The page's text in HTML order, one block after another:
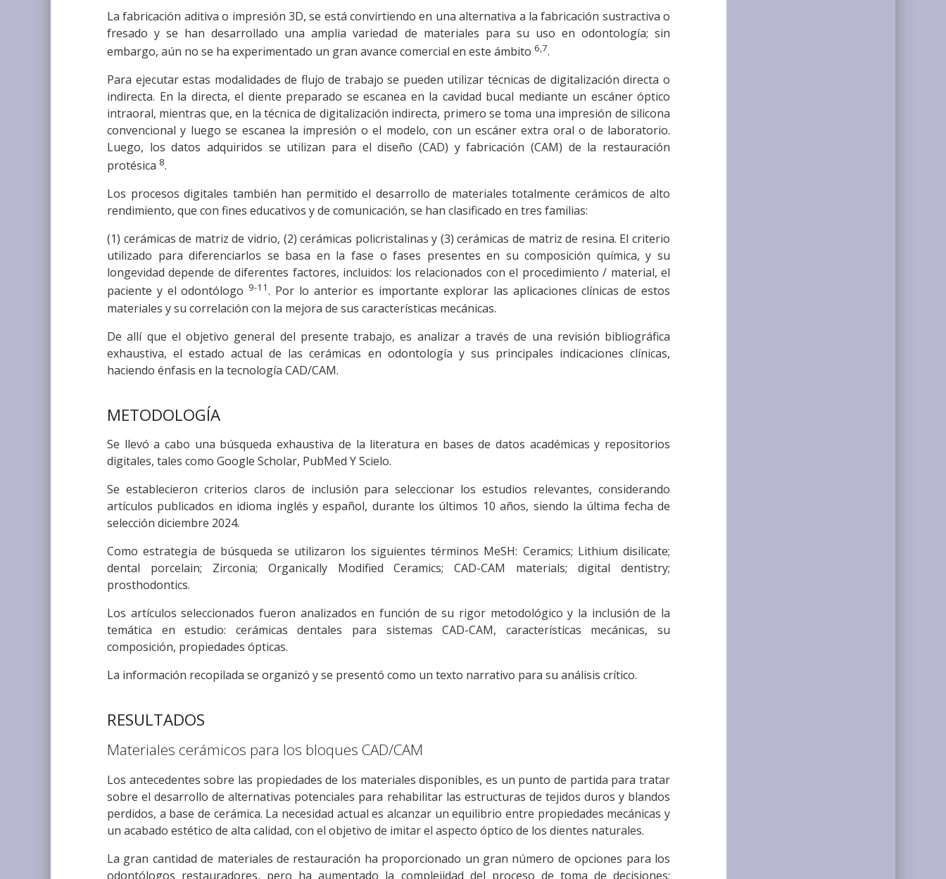
La fabricación aditiva o impresión 3D, se está convirtiendo en una alternativa a la fabricación sustractiva o
fresado y se han desarrollado una amplia variedad de materiales para su uso en odontología; sin
embargo, aún no se ha experimentado un gran avance comercial en este ámbito 6,7.
Para ejecutar estas modalidades de flujo de trabajo se pueden utilizar técnicas de digitalización directa o
indirecta. En la directa, el diente preparado se escanea en la cavidad bucal mediante un escáner óptico
intraoral, mientras que, en la técnica de digitalización indirecta, primero se toma una impresión de silicona
convencional y luego se escanea la impresión o el modelo, con un escáner extra oral o de laboratorio.
Luego, los datos adquiridos se utilizan para el diseño (CAD) y fabricación (CAM) de la restauración
protésica 8.
Los procesos digitales también han permitido el desarrollo de materiales totalmente cerámicos de alto
rendimiento, que con fines educativos y de comunicación, se han clasificado en tres familias:
(1) cerámicas de matriz de vidrio, (2) cerámicas policristalinas y (3) cerámicas de matriz de resina. El criterio
utilizado para diferenciarlos se basa en la fase o fases presentes en su composición química, y su
longevidad depende de diferentes factores, incluidos: los relacionados con el procedimiento / material, el
paciente y el odontólogo9-11. Por lo anterior es importante explorar las aplicaciones clínicas de estos
materiales y su correlación con la mejora de sus características mecánicas.
De allí que el objetivo general del presente trabajo, es analizar a través de una revisión bibliográfica
exhaustiva, el estado actual de las cerámicas en odontología y sus principales indicaciones clínicas,
haciendo énfasis en la tecnología CAD/CAM.
METODOLOGÍA
Se llevó a cabo una búsqueda exhaustiva de la literatura en bases de datos académicas y repositorios
digitales, tales como Google Scholar, PubMed Y Scielo.
Se establecieron criterios claros de inclusión para seleccionar los estudios relevantes, considerando
artículos publicados en idioma inglés y español, durante los últimos 10 años, siendo la última fecha de
selección diciembre 2024.
Como estrategia de búsqueda se utilizaron los siguientes términos MeSH: Ceramics; Lithium disilicate;
dental porcelain; Zirconia; Organically Modified Ceramics; CAD-CAM materials; digital dentistry;
prosthodontics.
Los artículos seleccionados fueron analizados en función de su rigor metodológico y la inclusión de la
temática en estudio: cerámicas dentales para sistemas CAD-CAM, características mecánicas, su
composición, propiedades ópticas.
La información recopilada se organizó y se presentó como un texto narrativo para su análisis crítico.
RESULTADOS
Materiales cerámicos para los bloques CAD/CAM
Los antecedentes sobre las propiedades de los materiales disponibles, es un punto de partida para tratar
sobre el desarrollo de alternativas potenciales para rehabilitar las estructuras de tejidos duros y blandos
perdidos, a base de cerámica. La necesidad actual es alcanzar un equilibrio entre propiedades mecánicas y
un acabado estético de alta calidad, con el objetivo de imitar el aspecto óptico de los dientes naturales.
La gran cantidad de materiales de restauración ha proporcionado un gran número de opciones para los
odontólogos restauradores, pero ha aumentado la complejidad del proceso de toma de decisiones;